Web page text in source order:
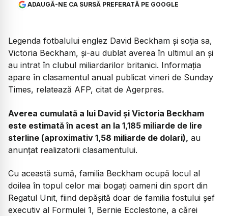
ADAUGĂ-NE CA SURSĂ PREFERATĂ PE GOOGLE
Legenda fotbalului englez David Beckham și soția sa,
Victoria Beckham, și-au dublat averea în ultimul an și
au intrat în clubul miliardarilor britanici. Informația
apare în clasamentul anual publicat vineri de Sunday
Times, relatează AFP, citat de Agerpres.
Averea cumulată a lui David și Victoria Beckham
este estimată în acest an la 1,185 miliarde de lire
sterline (aproximativ 1,58 miliarde de dolari), au
anunțat realizatorii clasamentului.
Cu această sumă, familia Beckham ocupă locul al
doilea în topul celor mai bogați oameni din sport din
Regatul Unit, fiind depășită doar de familia fostului șef
executiv al Formulei 1, Bernie Ecclestone, a cărei